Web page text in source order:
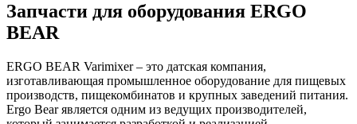
Запчасти для оборудования ERGO
BEAR
ERGO BEAR Varimixer – это датская компания,
изготавливающая промышленное оборудование для пищевых
производств, пищекомбинатов и крупных заведений питания.
Ergo Bear является одним из ведущих производителей,